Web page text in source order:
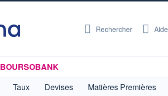
Rechercher Aide
BOURSOBANK
Taux Devises Matières Premières